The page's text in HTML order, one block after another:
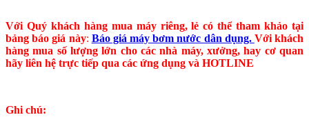
Với Quý khách hàng mua máy riêng, lẻ có thể tham khảo tại
bảng báo giá này: Báo giá máy bơm nước dân dụng. Với khách
hàng mua số lượng lớn cho các nhà máy, xưởng, hay cơ quan
hãy liên hệ trực tiếp qua các ứng dụng và HOTLINE
Ghi chú: